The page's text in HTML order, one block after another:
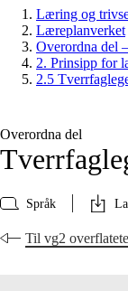
Læring og
Læreplanverket
Overordna del
2. Prinsipp for
2.5
Overordna del
Språk
Til vg2